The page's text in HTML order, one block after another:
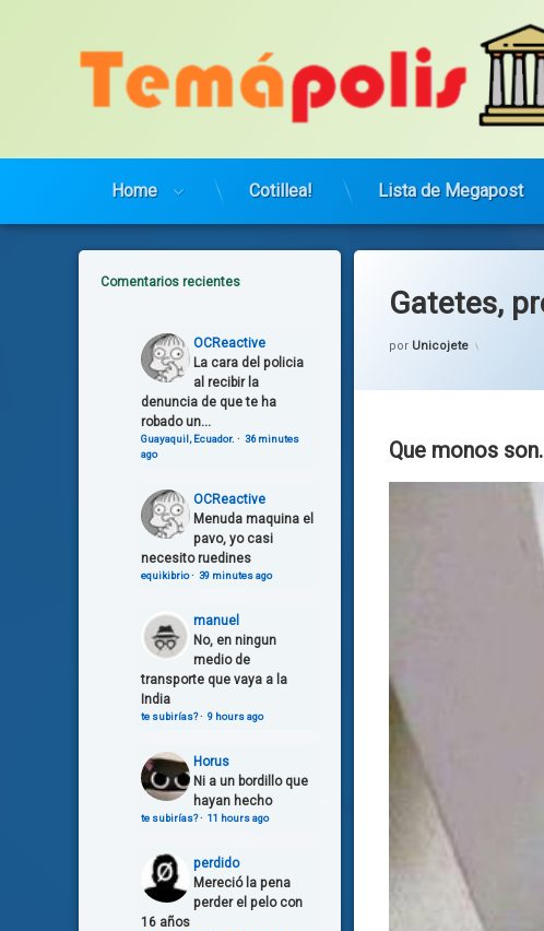
Home Cotillea! Lista de Megapost
Gatetes,
por Unicojete
Que monos son.
Comentarios recientes
OCReactive
La cara del policia
al recibir la
denuncia de que te ha
robado un...
Guayaquil, Ecuador. · 36 minutes
ago
OCReactive
Menuda maquina el
pavo, yo casi
necesito ruedines
equikibrio· 39 minutes ago
manuel
No, en ningun
medio de
transporte que vaya a la
India
te subirías?· 9 hours ago
Horus
Ni a un bordillo que
hayan hecho
te subirías?· 11 hours ago
perdido
Mereció la pena
perder el pelo con
16 años